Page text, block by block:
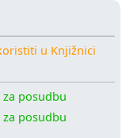
u Knjižnici
posudbu
posudbu